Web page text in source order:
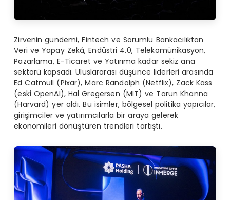
Zirvenin gündemi, Fintech ve Sorumlu Bankacılıktan
Veri ve Yapay Zekâ, Endüstri 4.0, Telekomünikasyon,
Pazarlama, E-Ticaret ve Yatırıma kadar sekiz ana
sektörü kapsadı. Uluslararası düşünce liderleri arasında
Ed Catmull (Pixar), Marc Randolph (Netflix), Zack Kass
(eski OpenAI), Hal Gregersen (MIT) ve Tarun Khanna
(Harvard) yer aldı. Bu isimler, bölgesel politika yapıcılar,
girişimciler ve yatırımcılarla bir araya gelerek
ekonomileri dönüştüren trendleri tartıştı.